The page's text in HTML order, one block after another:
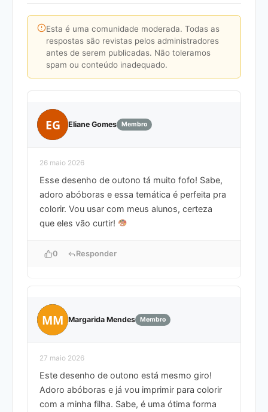
Esta é uma comunidade moderada. Todas as
respostas são revistas pelos administradores
antes de serem publicadas. Não toleramos
spam ou conteúdo inadequado.
EG Eliane Gomes Membro
26 maio 2026
Esse desenho de outono tá muito fofo! Sabe,
adoro abóboras e essa temática é perfeita pra
colorir. Vou usar com meus alunos, certeza
que eles vão curtir!
0 Responder
MM Margarida Mendes Membro
27 maio 2026
Este desenho de outono está mesmo giro!
Adoro abóboras e já vou imprimir para colorir
com a minha filha. Sabe, é uma ótima forma